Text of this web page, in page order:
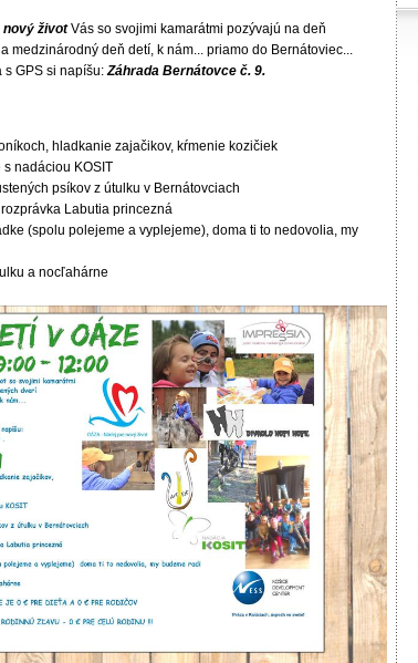
nový životVás so svojimi kamarátmi pozývajú na deň
medzinárodný deň detí, k nám... priamo do Bernátoviec...
s GPS si napíšu:Záhrada Bernátovce č. 9.
hladkanie zajačikov, kŕmenie kozičiek
nadáciou KOSIT
psíkov z útulku v Bernátovciach
rozprávka Labutia princezná
(spolu polejeme a vyplejeme), doma ti to nedovolia, my
a nocľahárne